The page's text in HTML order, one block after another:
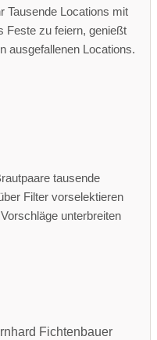
Tausende Locations mit
Feste zu feiern, genießt
ausgefallenen Locations.
tausende
Filter vorselektieren
unterbreiten
Fichtenbauer